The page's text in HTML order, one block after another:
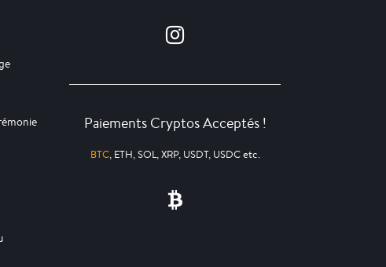
Paiements Cryptos Acceptés !
BTC, ETH, SOL, XRP, USDT, USDC etc.